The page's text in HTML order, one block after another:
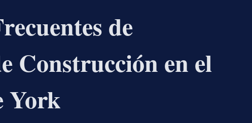
de
Construcción en el
York